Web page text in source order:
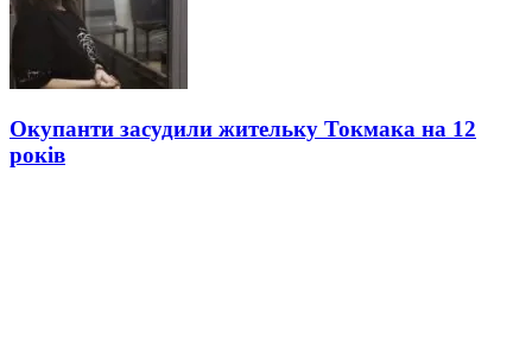
Окупанти засудили жительку Токмака на 12
років